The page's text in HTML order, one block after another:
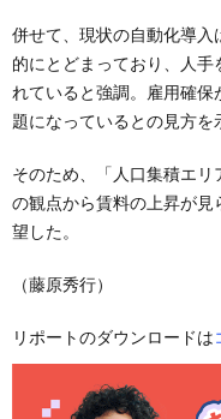
併せて、現状の自動化導
的にとどまっており、人
れていると強調。雇用確
題になっているとの見方を
そのため、「人口集積エ
の観点から賃料の上昇が
望した。
（藤原秀行）
リポートのダウンロードは